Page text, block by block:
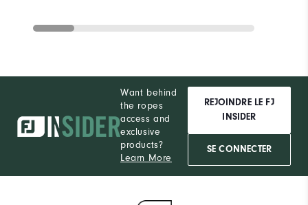
Want behind
the ropes
access and
exclusive
products?
Learn More
REJOINDRE LE FJ
INSIDER
SE CONNECTER